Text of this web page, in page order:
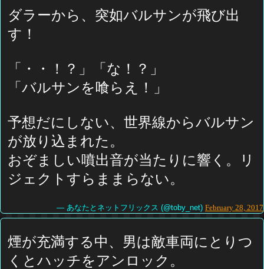
ダラーから、突如バルサンが飛び出
す！
「・・！？」「な！？」
「バルサンを喰らえ！」
予想だにしない、世界線からバルサン
が放り込まれた。
おぞましい噴出音が当たりに響く。リ
ジェクトすらままらない。
— あなたとネットフリックス (@toby_net) February 28, 2017
煙が充満する中、男は敵車両にとりつ
くとハッチをアンロック。